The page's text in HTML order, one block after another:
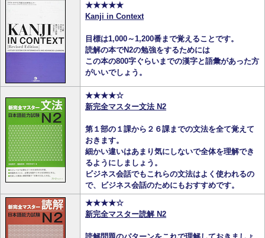
★★★★★
Kanji in Context
目標は1,000～1,200番まで覚えることです。
読解の本でN2の勉強をするためには
この本の800字ぐらいまでの漢字と語彙があった方
がいいでしょう。
★★★★☆
新完全マスター文法 N2
第１部の１課から２６課までの文法を全て覚えて
おきます。
細かい違いはあまり気にしないで全体を理解でき
るようにしましょう。
ビジネス会話でもこれらの文法はよく使われるの
で、ビジネス会話のためにもおすすめです。
★★★★☆
新完全マスター読解 N2